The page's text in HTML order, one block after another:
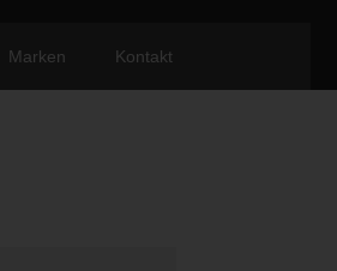
Marken Kontakt